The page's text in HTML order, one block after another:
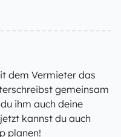
dem Vermieter das
gemeinsam
ihm auch deine
kannst du auch
planen!